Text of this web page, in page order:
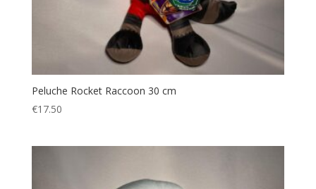
Peluche Rocket Raccoon 30 cm
€17.50